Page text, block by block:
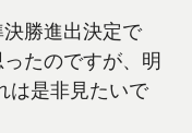
勝進出決定で
たのですが、明
は是非見たいで